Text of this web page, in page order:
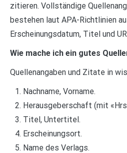
zitieren. Vollständige
bestehen laut APA-Richtlinien
Erscheinungsdatum, Titel und
Wie mache ich ein gutes
Quellenangaben und Zitate in
Nachname, Vorname.
Herausgeberschaft (mit
Titel, Untertitel.
Erscheinungsort.
Name des Verlags.